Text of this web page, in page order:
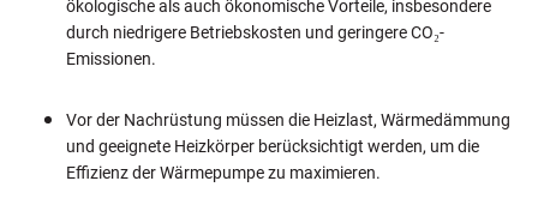
ökologische als auch ökonomische Vorteile, insbesondere
durch niedrigere Betriebskosten und geringere CO₂-
Emissionen.
Vor der Nachrüstung müssen die Heizlast, Wärmedämmung
und geeignete Heizkörper berücksichtigt werden, um die
Effizienz der Wärmepumpe zu maximieren.